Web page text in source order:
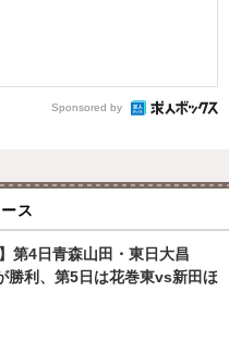
Sponsored by
ス
第4日青森山田・東日大昌
勝利、第5日は花巻東vs新田ほ